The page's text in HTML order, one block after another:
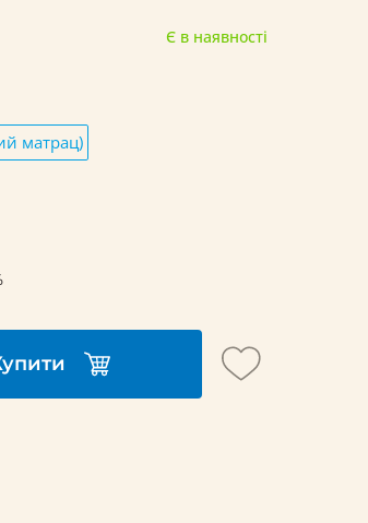
Є в наявності
матрац)